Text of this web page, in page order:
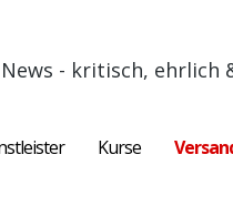
- kritisch, ehrlich
Kurse